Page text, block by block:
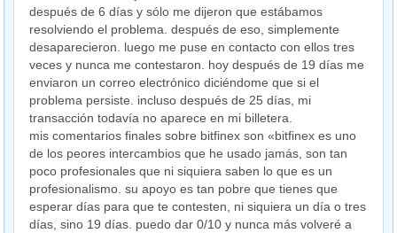
después de 6 días y sólo me dijeron que estábamos
resolviendo el problema. después de eso, simplemente
desaparecieron. luego me puse en contacto con ellos tres
veces y nunca me contestaron. hoy después de 19 días me
enviaron un correo electrónico diciéndome que si el
problema persiste. incluso después de 25 días, mi
transacción todavía no aparece en mi billetera.
mis comentarios finales sobre bitfinex son «bitfinex es uno
de los peores intercambios que he usado jamás, son tan
poco profesionales que ni siquiera saben lo que es un
profesionalismo. su apoyo es tan pobre que tienes que
esperar días para que te contesten, ni siquiera un día o tres
días, sino 19 días. puedo dar 0/10 y nunca más volveré a